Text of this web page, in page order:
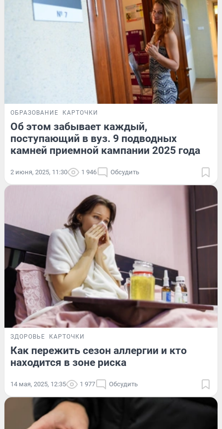
ОБРАЗОВАНИЕ КАРТОЧКИ
Об этом забывает каждый,
поступающий в вуз. 9 подводных
камней приемной кампании 2025 года
2 июня, 2025, 11:30 1 946 Обсудить
ЗДОРОВЬЕ КАРТОЧКИ
Как пережить сезон аллергии и кто
находится в зоне риска
14 мая, 2025, 12:35 1 977 Обсудить